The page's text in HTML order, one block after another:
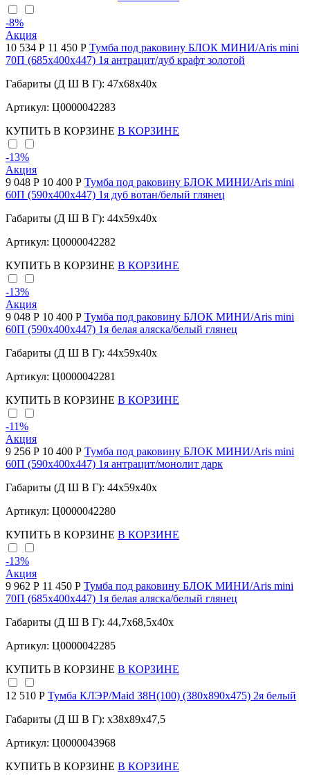
-8%
Акция
10 534 Р 11 450 Р Тумба под раковину БЛОК МИНИ/Aris mini
70П (685х400х447) 1я антрацит/дуб крафт золотой
Габариты (Д Ш В Г): 47x68x40x
Артикул: Ц0000042283
КУПИТЬ В КОРЗИНЕ В КОРЗИНЕ
-13%
Акция
9 048 Р 10 400 Р Тумба под раковину БЛОК МИНИ/Aris mini
60П (590х400х447) 1я дуб вотан/белый глянец
Габариты (Д Ш В Г): 44x59x40x
Артикул: Ц0000042282
КУПИТЬ В КОРЗИНЕ В КОРЗИНЕ
-13%
Акция
9 048 Р 10 400 Р Тумба под раковину БЛОК МИНИ/Aris mini
60П (590х400х447) 1я белая аляска/белый глянец
Габариты (Д Ш В Г): 44x59x40x
Артикул: Ц0000042281
КУПИТЬ В КОРЗИНЕ В КОРЗИНЕ
-11%
Акция
9 256 Р 10 400 Р Тумба под раковину БЛОК МИНИ/Aris mini
60П (590х400х447) 1я антрацит/монолит дарк
Габариты (Д Ш В Г): 44x59x40x
Артикул: Ц0000042280
КУПИТЬ В КОРЗИНЕ В КОРЗИНЕ
-13%
Акция
9 962 Р 11 450 Р Тумба под раковину БЛОК МИНИ/Aris mini
70П (685х400х447) 1я белая аляска/белый глянец
Габариты (Д Ш В Г): 44,7x68,5x40x
Артикул: Ц0000042285
КУПИТЬ В КОРЗИНЕ В КОРЗИНЕ
12 510 Р Тумба КЛЭР/Maid 38Н(100) (380х890х475) 2я белый
Габариты (Д Ш В Г): x38x89x47,5
Артикул: Ц0000043968
КУПИТЬ В КОРЗИНЕ В КОРЗИНЕ